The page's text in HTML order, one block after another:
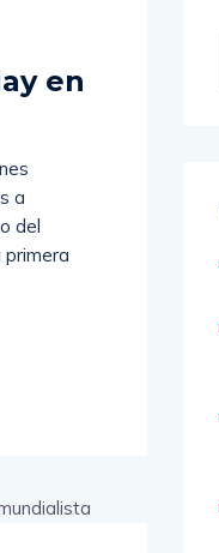
en
a
del
primera